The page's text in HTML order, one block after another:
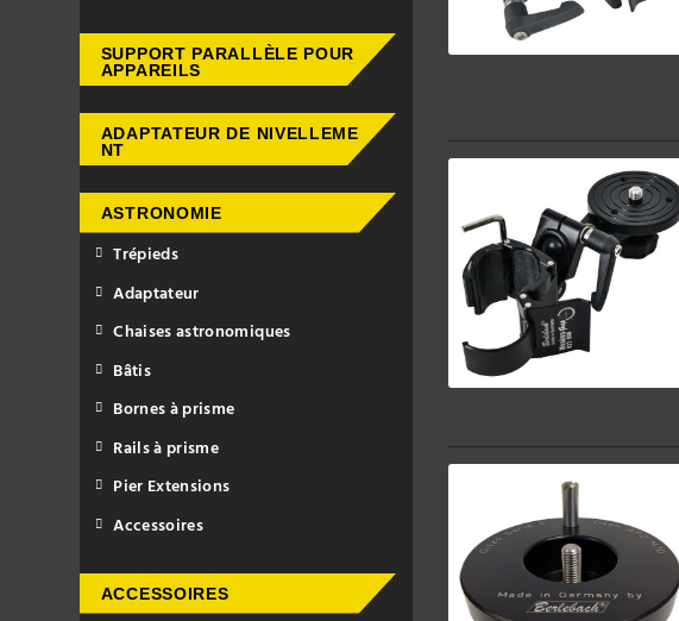
SUPPORT PARALLÈLE POUR
APPAREILS
ADAPTATEUR DE NIVELLEME
NT
ASTRONOMIE
Trépieds
Adaptateur
Chaises astronomiques
Bâtis
Bornes à prisme
Rails à prisme
Pier Extensions
Accessoires
ACCESSOIRES